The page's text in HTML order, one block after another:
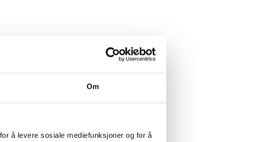
Om
å levere sosiale mediefunksjoner og for å